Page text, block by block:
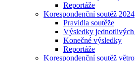
Reportáže
Korespondenční soutěž 2024
Pravidla soutěže
Výsledky
Konečné výsledky
Reportáže
Korespondenční soutěž